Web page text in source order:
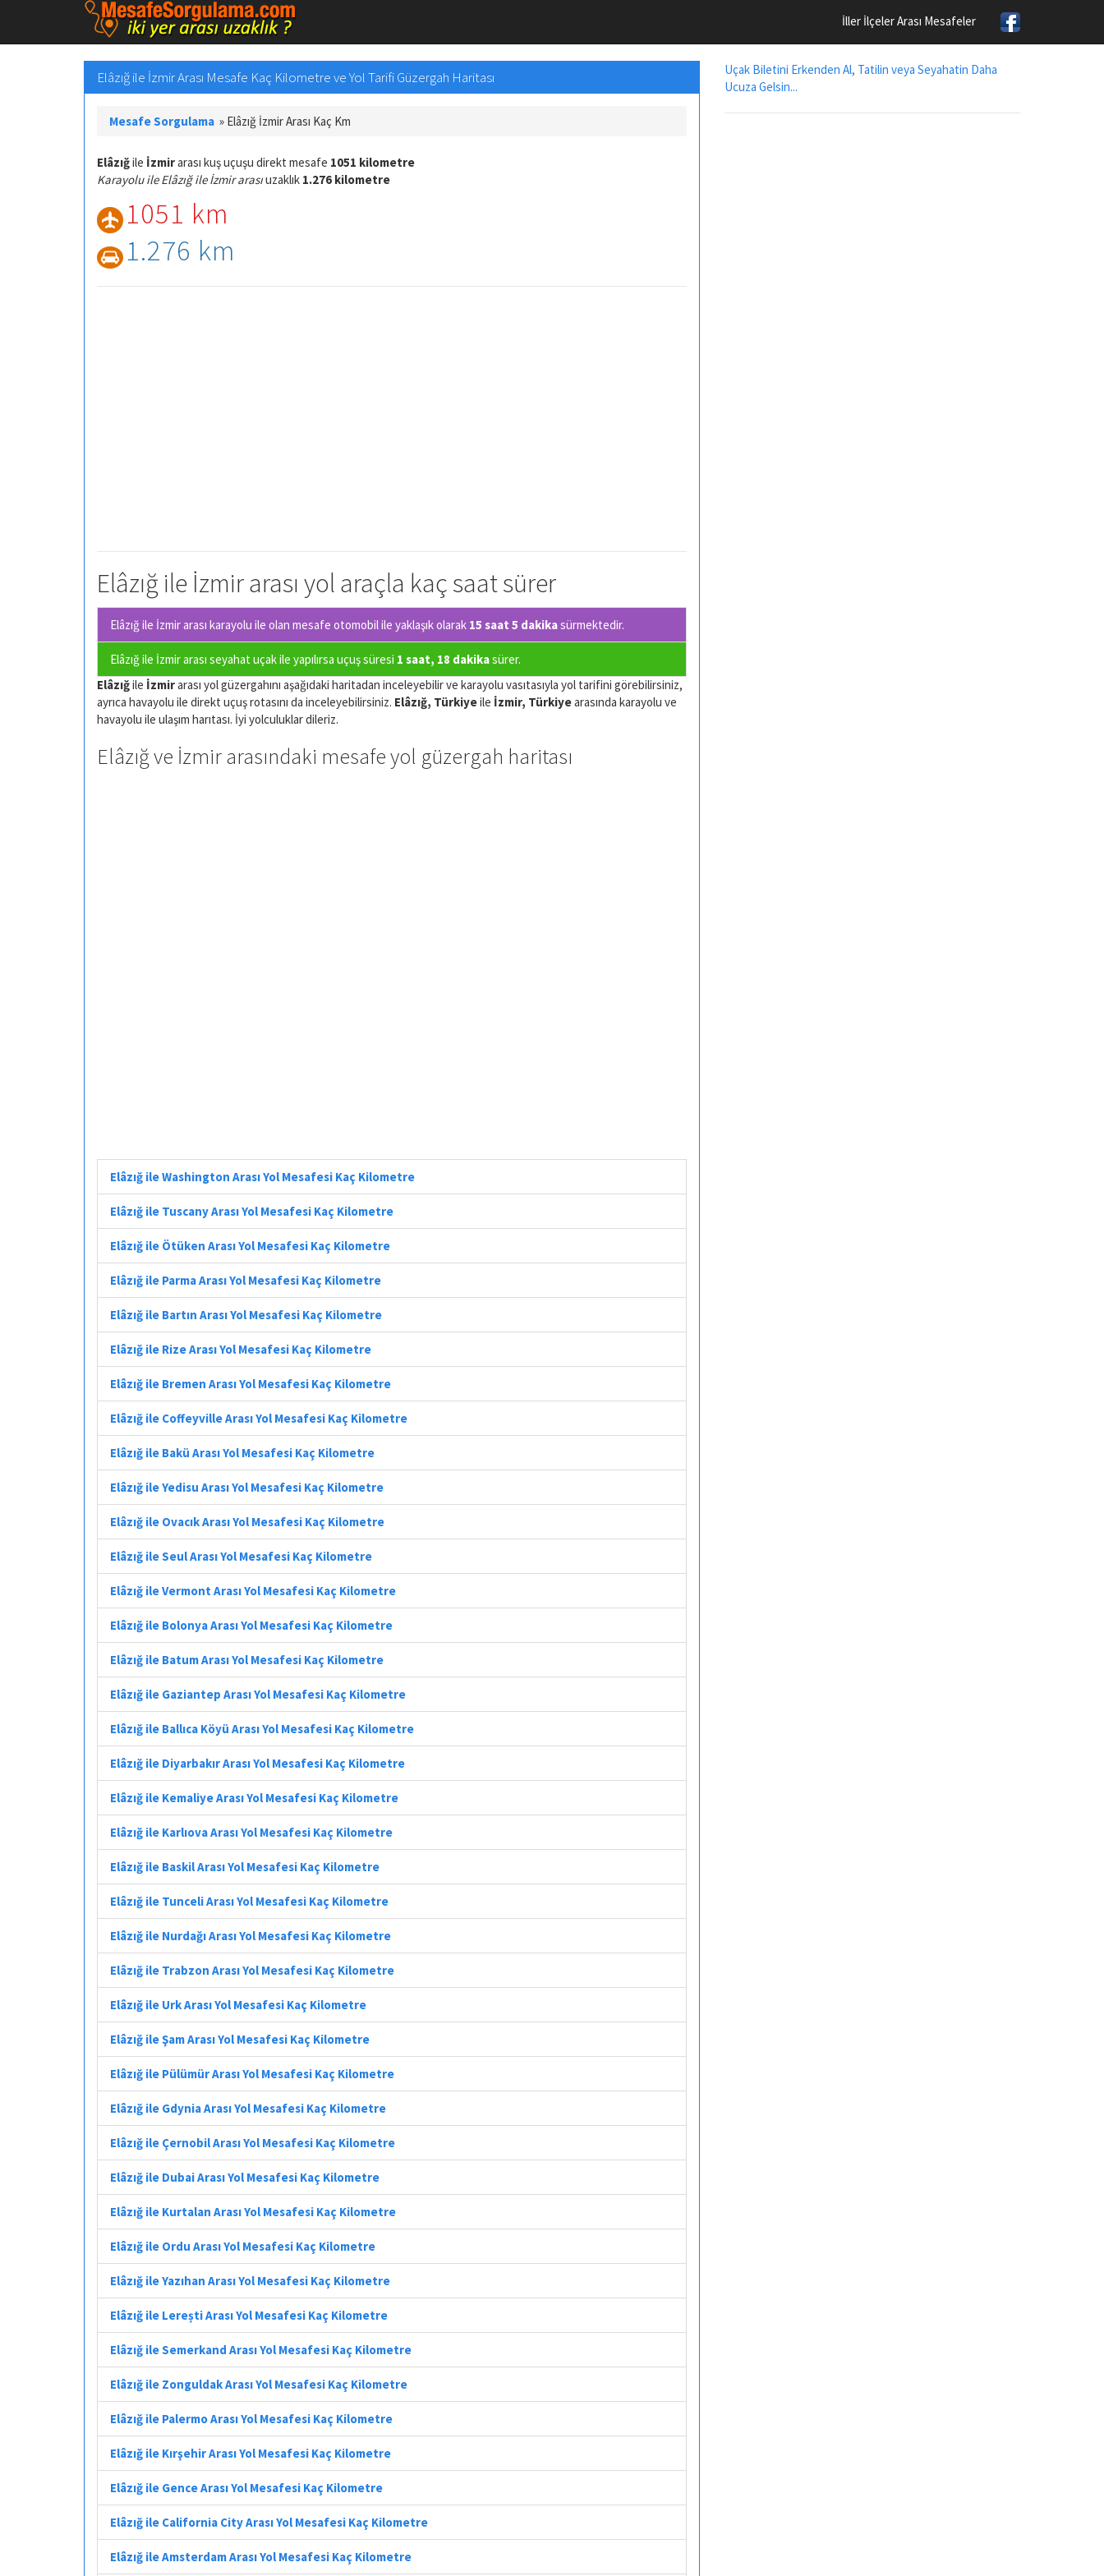
İller İlçeler Arası Mesafeler
Elâzığ ile İzmir Arası Mesafe Kaç Kilometre ve Yol Tarifi Güzergah Haritası
Mesafe Sorgulama » Elâzığ İzmir Arası Kaç Km
Elâzığile İzmirarası kuş uçuşu direkt mesafe 1051 kilometre
Karayolu ile Elâzığ ile İzmir arasıuzaklık 1.276 kilometre
1051 km
1.276 km
Elâzığ ile İzmir arası yol araçla kaç saat sürer
Elâzığ ile İzmir arası karayolu ile olan mesafe otomobil ile yaklaşık olarak 15 saat 5 dakikasürmektedir.
Elâzığ ile İzmir arası seyahat uçak ile yapılırsa uçuş süresi 1 saat, 18 dakikasürer.
Elâzığile İzmirarası yol güzergahını aşağıdaki haritadan inceleyebilir ve karayolu vasıtasıyla yol tarifini görebilirsiniz,
ayrıca havayolu ile direkt uçuş rotasını da inceleyebilirsiniz. Elâzığ, Türkiyeile İzmir, Türkiyearasında karayolu ve
havayolu ile ulaşım harıtası. İyi yolculuklar dileriz.
Elâzığ ve İzmir arasındaki mesafe yol güzergah haritası
Elâzığ ile Washington Arası Yol Mesafesi Kaç Kilometre
Elâzığ ile Tuscany Arası Yol Mesafesi Kaç Kilometre
Elâzığ ile Ötüken Arası Yol Mesafesi Kaç Kilometre
Elâzığ ile Parma Arası Yol Mesafesi Kaç Kilometre
Elâzığ ile Bartın Arası Yol Mesafesi Kaç Kilometre
Elâzığ ile Rize Arası Yol Mesafesi Kaç Kilometre
Elâzığ ile Bremen Arası Yol Mesafesi Kaç Kilometre
Elâzığ ile Coffeyville Arası Yol Mesafesi Kaç Kilometre
Elâzığ ile Bakü Arası Yol Mesafesi Kaç Kilometre
Elâzığ ile Yedisu Arası Yol Mesafesi Kaç Kilometre
Elâzığ ile Ovacık Arası Yol Mesafesi Kaç Kilometre
Elâzığ ile Seul Arası Yol Mesafesi Kaç Kilometre
Elâzığ ile Vermont Arası Yol Mesafesi Kaç Kilometre
Elâzığ ile Bolonya Arası Yol Mesafesi Kaç Kilometre
Elâzığ ile Batum Arası Yol Mesafesi Kaç Kilometre
Elâzığ ile Gaziantep Arası Yol Mesafesi Kaç Kilometre
Elâzığ ile Ballıca Köyü Arası Yol Mesafesi Kaç Kilometre
Elâzığ ile Diyarbakır Arası Yol Mesafesi Kaç Kilometre
Elâzığ ile Kemaliye Arası Yol Mesafesi Kaç Kilometre
Elâzığ ile Karlıova Arası Yol Mesafesi Kaç Kilometre
Elâzığ ile Baskil Arası Yol Mesafesi Kaç Kilometre
Elâzığ ile Tunceli Arası Yol Mesafesi Kaç Kilometre
Elâzığ ile Nurdağı Arası Yol Mesafesi Kaç Kilometre
Elâzığ ile Trabzon Arası Yol Mesafesi Kaç Kilometre
Elâzığ ile Urk Arası Yol Mesafesi Kaç Kilometre
Elâzığ ile Şam Arası Yol Mesafesi Kaç Kilometre
Elâzığ ile Pülümür Arası Yol Mesafesi Kaç Kilometre
Elâzığ ile Gdynia Arası Yol Mesafesi Kaç Kilometre
Elâzığ ile Çernobil Arası Yol Mesafesi Kaç Kilometre
Elâzığ ile Dubai Arası Yol Mesafesi Kaç Kilometre
Elâzığ ile Kurtalan Arası Yol Mesafesi Kaç Kilometre
Elâzığ ile Ordu Arası Yol Mesafesi Kaç Kilometre
Elâzığ ile Yazıhan Arası Yol Mesafesi Kaç Kilometre
Elâzığ ile Lerești Arası Yol Mesafesi Kaç Kilometre
Elâzığ ile Semerkand Arası Yol Mesafesi Kaç Kilometre
Elâzığ ile Zonguldak Arası Yol Mesafesi Kaç Kilometre
Elâzığ ile Palermo Arası Yol Mesafesi Kaç Kilometre
Elâzığ ile Kırşehir Arası Yol Mesafesi Kaç Kilometre
Elâzığ ile Gence Arası Yol Mesafesi Kaç Kilometre
Elâzığ ile California City Arası Yol Mesafesi Kaç Kilometre
Elâzığ ile Amsterdam Arası Yol Mesafesi Kaç Kilometre
Uçak Biletini Erkenden Al, Tatilin veya Seyahatin Daha
Ucuza Gelsin...